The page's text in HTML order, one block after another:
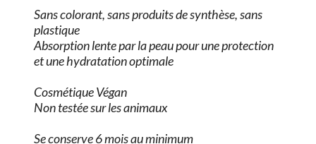
Sans colorant, sans produits de synthèse, sans
plastique
Absorption lente par la peau pour une protection
et une hydratation optimale
Cosmétique Végan
Non testée sur les animaux
Se conserve 6 mois au minimum